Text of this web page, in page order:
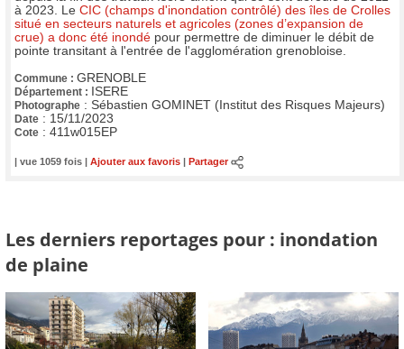
à 2023. Le CIC (champs d'inondation contrôlé) des îles de Crolles
situé en secteurs naturels et agricoles (zones d’expansion de
crue) a donc été inondé pour permettre de diminuer le débit de
pointe transitant à l'entrée de l'agglomération grenobloise.
Commune : GRENOBLE
Département : ISERE
Photographe : Sébastien GOMINET (Institut des Risques Majeurs)
Date : 15/11/2023
Cote : 411w015EP
| vue 1059 fois | Ajouter aux favoris Partager
Les derniers reportages pour : inondation
de plaine